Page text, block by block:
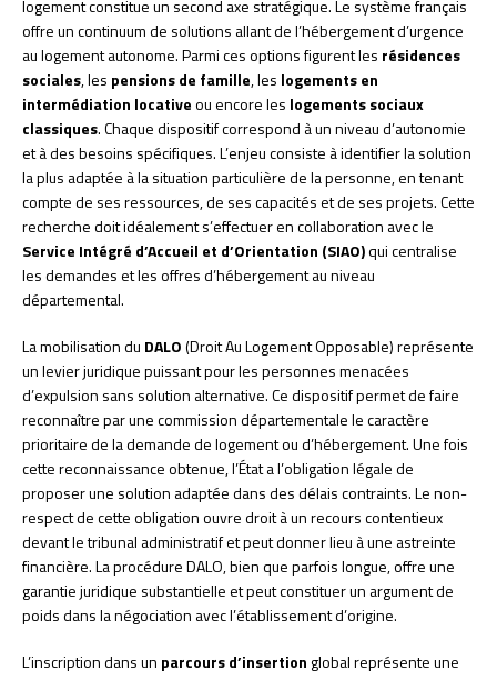
logement constitue un second axe stratégique. Le système français
offre un continuum de solutions allant de l’hébergement d’urgence
au logement autonome. Parmi ces options figurent les résidences
sociales, les pensions de famille, les logements en
intermédiation locativeou encore les logements sociaux
classiques. Chaque dispositif correspond à un niveau d’autonomie
et à des besoins spécifiques. L’enjeu consiste à identifier la solution
la plus adaptée à la situation particulière de la personne, en tenant
compte de ses ressources, de ses capacités et de ses projets. Cette
recherche doit idéalement s’effectuer en collaboration avec le
Service Intégré d’Accueil et d’Orientation (SIAO)qui centralise
les demandes et les offres d’hébergement au niveau
départemental.
La mobilisation du DALO(Droit Au Logement Opposable) représente
un levier juridique puissant pour les personnes menacées
d’expulsion sans solution alternative. Ce dispositif permet de faire
reconnaître par une commission départementale le caractère
prioritaire de la demande de logement ou d’hébergement. Une fois
cette reconnaissance obtenue, l’État a l’obligation légale de
proposer une solution adaptée dans des délais contraints. Le non-
respect de cette obligation ouvre droit à un recours contentieux
devant le tribunal administratif et peut donner lieu à une astreinte
financière. La procédure DALO, bien que parfois longue, offre une
garantie juridique substantielle et peut constituer un argument de
poids dans la négociation avec l’établissement d’origine.
L’inscription dans un parcours d’insertionglobal représente une